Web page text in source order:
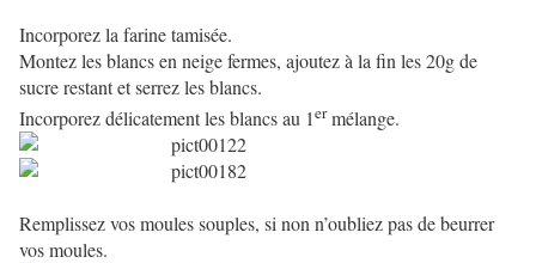
Incorporez la farine tamisée.
Montez les blancs en neige fermes, ajoutez à la fin les 20g de
sucre restant et serrez les blancs.
Incorporez délicatement les blancs au 1ermélange.
Remplissez vos moules souples, si non n’oubliez pas de beurrer
vos moules.